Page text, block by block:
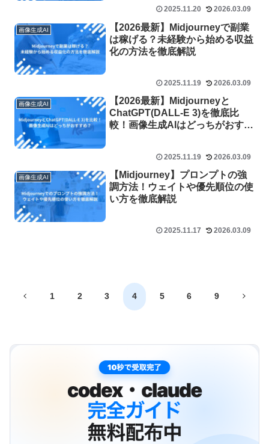
2025.11.20 2026.03.09
画像生成AI
【2026最新】Midjourneyで副業
は稼げる？未経験から始める収益
化の方法を徹底解説
2025.11.19 2026.03.09
画像生成AI
【2026最新】Midjourneyと
ChatGPT(DALL-E 3)を徹底比
較！画像生成AIはどっちがおすす
2025.11.19 2026.03.09
画像生成AI
【Midjourney】プロンプトの強
調方法！ウェイトや優先順位の使
い方を徹底解説
2025.11.17 2026.03.09
前 1 2 3 4 5 6 9 次